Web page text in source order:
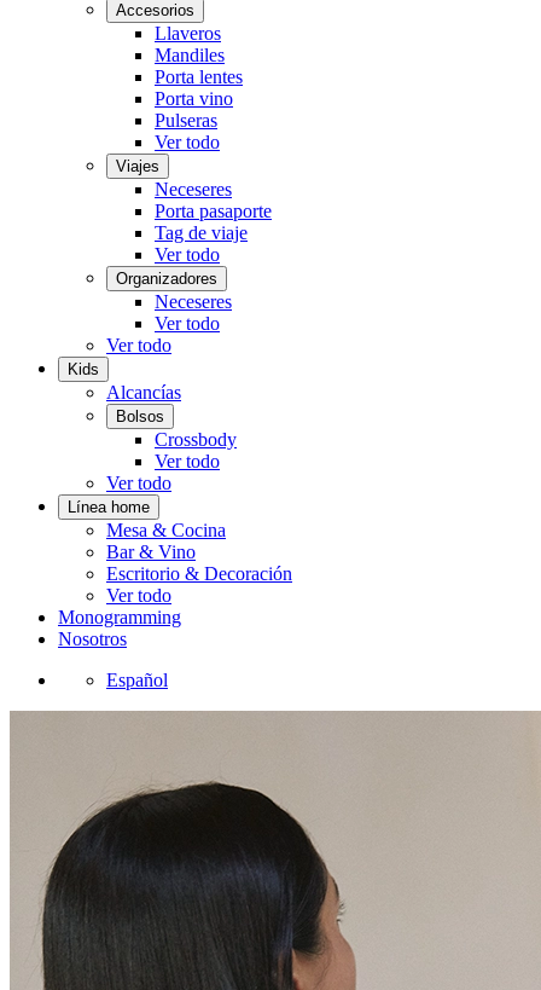
Accesorios
Llaveros
Mandiles
Porta lentes
Porta vino
Pulseras
Ver todo
Viajes
Neceseres
Porta pasaporte
Tag de viaje
Ver todo
Organizadores
Neceseres
Ver todo
Ver todo
Kids
Alcancías
Bolsos
Crossbody
Ver todo
Ver todo
Línea home
Mesa & Cocina
Bar & Vino
Escritorio & Decoración
Ver todo
Monogramming
Nosotros
Español